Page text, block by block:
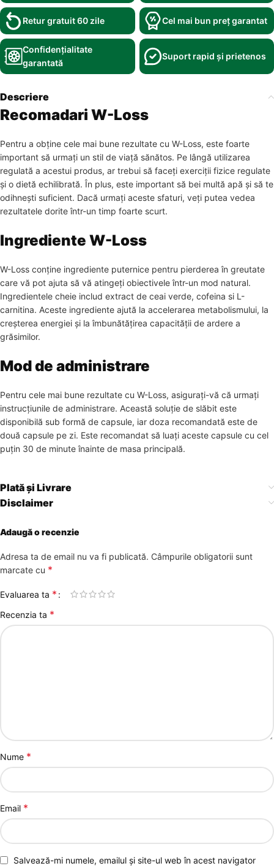
Retur gratuit 60 zile Cel mai bun preț garantat
Confidențialitate
garantată
Suport rapid și prietenos
Descriere
Recomadari W-Loss
Pentru a obține cele mai bune rezultate cu W-Loss, este foarte
important să urmați un stil de viață sănătos. Pe lângă utilizarea
regulată a acestui produs, ar trebui să faceți exerciții fizice regulate
și o dietă echilibrată. În plus, este important să bei multă apă și să te
odihnești suficient. Dacă urmați aceste sfaturi, veți putea vedea
rezultatele dorite într-un timp foarte scurt.
Ingrediente W-Loss
W-Loss conține ingrediente puternice pentru pierderea în greutate
care vă pot ajuta să vă atingeți obiectivele într-un mod natural.
Ingredientele cheie includ extract de ceai verde, cofeina si L-
carnitina. Aceste ingrediente ajută la accelerarea metabolismului, la
creșterea energiei și la îmbunătățirea capacității de ardere a
grăsimilor.
Mod de administrare
Pentru cele mai bune rezultate cu W-Loss, asigurați-vă că urmați
instrucțiunile de administrare. Această soluție de slăbit este
disponibilă sub formă de capsule, iar doza recomandată este de
două capsule pe zi. Este recomandat să luați aceste capsule cu cel
puțin 30 de minute înainte de masa principală.
Plată și Livrare
Disclaimer
Adaugă o recenzie
Adresa ta de email nu va fi publicată. Câmpurile obligatorii sunt
marcate cu *
Evaluarea ta *
Recenzia ta *
Nume *
Email *
Salvează-mi numele, emailul și site-ul web în acest navigator